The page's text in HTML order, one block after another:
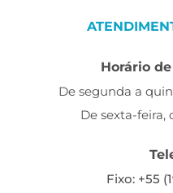
Horário
De segunda a
De sexta-feira,
Fixo: +55